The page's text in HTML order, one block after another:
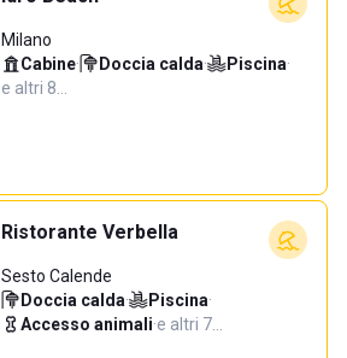
Milano
Cabine· Doccia calda· Piscina·
e altri 8…
Ristorante Verbella
Sesto Calende
Doccia calda· Piscina·
Accesso animali·e altri 7…